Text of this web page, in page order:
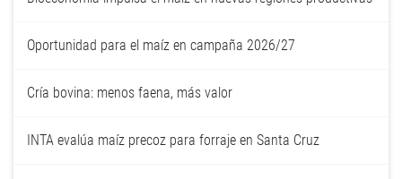
Oportunidad para el maíz en campaña 2026/27
Cría bovina: menos faena, más valor
INTA evalúa maíz precoz para forraje en Santa Cruz